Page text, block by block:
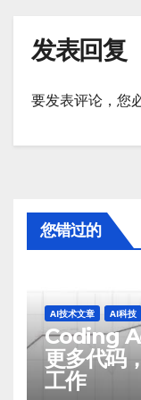
发表回复
要发表评论，您
您错过的
AI技术文章 AI科技
Coding
更多代码
工作